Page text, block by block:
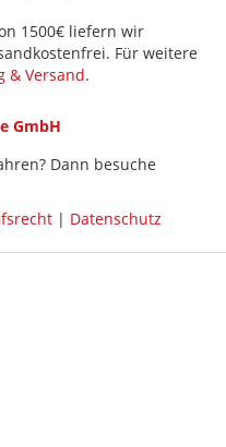
1500€ liefern wir
Für weitere
& Versand.
GmbH
Dann besuche
| Datenschutz